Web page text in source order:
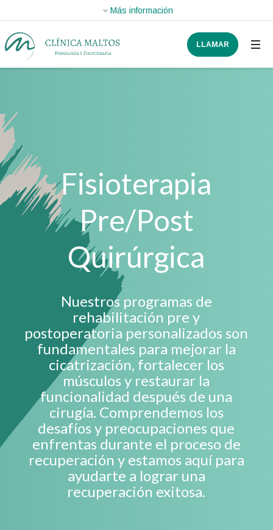
LLAMAR
Fisioterapia
Pre/Post
Quirúrgica
Nuestros programas de
rehabilitación pre y
postoperatoria personalizados son
fundamentales para mejorar la
cicatrización, fortalecer los
músculos y restaurar la
funcionalidad después de una
cirugía. Comprendemos los
desafíos y preocupaciones que
enfrentas durante el proceso de
recuperación y estamos aquí para
ayudarte a lograr una
recuperación exitosa.